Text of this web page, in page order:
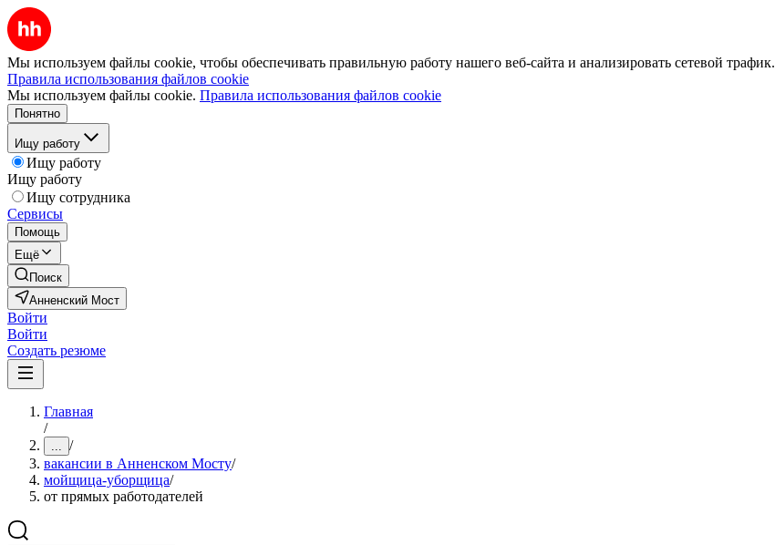
Мы используем файлы cookie, чтобы обеспечивать правильную работу нашего веб-сайта и анализировать сетевой трафик.
Правила использования файлов cookie
Мы используем файлы cookie. Правила использования файлов cookie
Понятно
Ищу работу
Ищу работу
Ищу работу
Ищу сотрудника
Сервисы
Помощь
Ещё
Поиск
Анненский Мост
Войти
Войти
Создать резюме
Главная
/
... /
вакансии в Анненском Мосту/
мойщица-уборщица/
от прямых работодателей